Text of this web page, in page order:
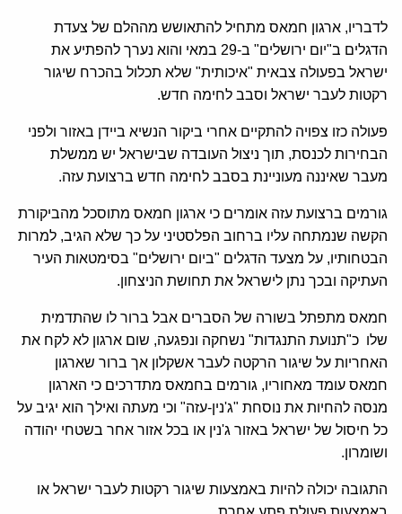
לדבריו, ארגון חמאס מתחיל להתאושש מההלם של צעדת
הדגלים ב"יום ירושלים" ב-29 במאי והוא נערך להפתיע את
ישראל בפעולה צבאית "איכותית" שלא תכלול בהכרח שיגור
רקטות לעבר ישראל וסבב לחימה חדש.
פעולה כזו צפויה להתקיים אחרי ביקור הנשיא ביידן באזור ולפני
הבחירות לכנסת, תוך ניצול העובדה שבישראל יש ממשלת
מעבר שאיננה מעוניינת בסבב לחימה חדש ברצועת עזה.
גורמים ברצועת עזה אומרים כי ארגון חמאס מתוסכל מהביקורת
הקשה שנמתחה עליו ברחוב הפלסטיני על כך שלא הגיב, למרות
הבטחותיו, על מצעד הדגלים "ביום ירושלים" בסימטאות העיר
העתיקה ובכך נתן לישראל את תחושת הניצחון.
חמאס מתפתל בשורה של הסברים אבל ברור לו שהתדמית
שלו כ"תנועת התנגדות" נשחקה ונפגעה, שום ארגון לא לקח את
האחריות על שיגור הרקטה לעבר אשקלון אך ברור שארגון
חמאס עומד מאחוריו, גורמים בחמאס מתדרכים כי הארגון
מנסה להחיות את נוסחת "ג'נין-עזה" וכי מעתה ואילך הוא יגיב על
כל חיסול של ישראל באזור ג'נין או בכל אזור אחר בשטחי יהודה
ושומרון.
התגובה יכולה להיות באמצעות שיגור רקטות לעבר ישראל או